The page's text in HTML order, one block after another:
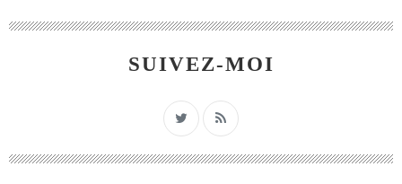
SUIVEZ-MOI